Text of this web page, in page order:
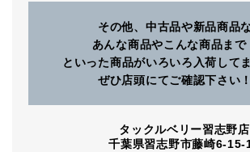
その他、中古品や新品商品
あんな商品やこんな商品まで
といった商品がいろいろ入荷して
ぜひ店頭にてご確認下さい
タックルベリー習志野店
千葉県習志野市藤崎6-15-